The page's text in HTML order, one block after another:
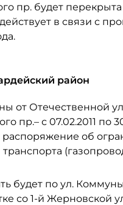
пр. будет перекрыта
в связи с
район
от Отечественной
пр.– с 07.02.2011 по
распоряжение об
будет по ул.
со 1-й Жерновской